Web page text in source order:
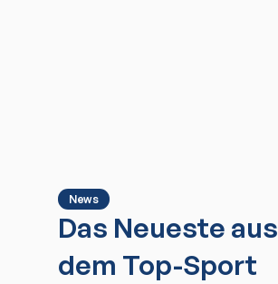
News
Das Neueste aus
dem Top-Sport